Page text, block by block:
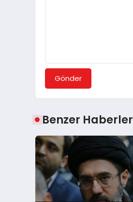
Gönder
Benzer Haberler